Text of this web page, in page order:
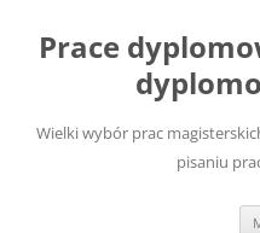
treści
Prace
Wielki wybór prac
pisaniu